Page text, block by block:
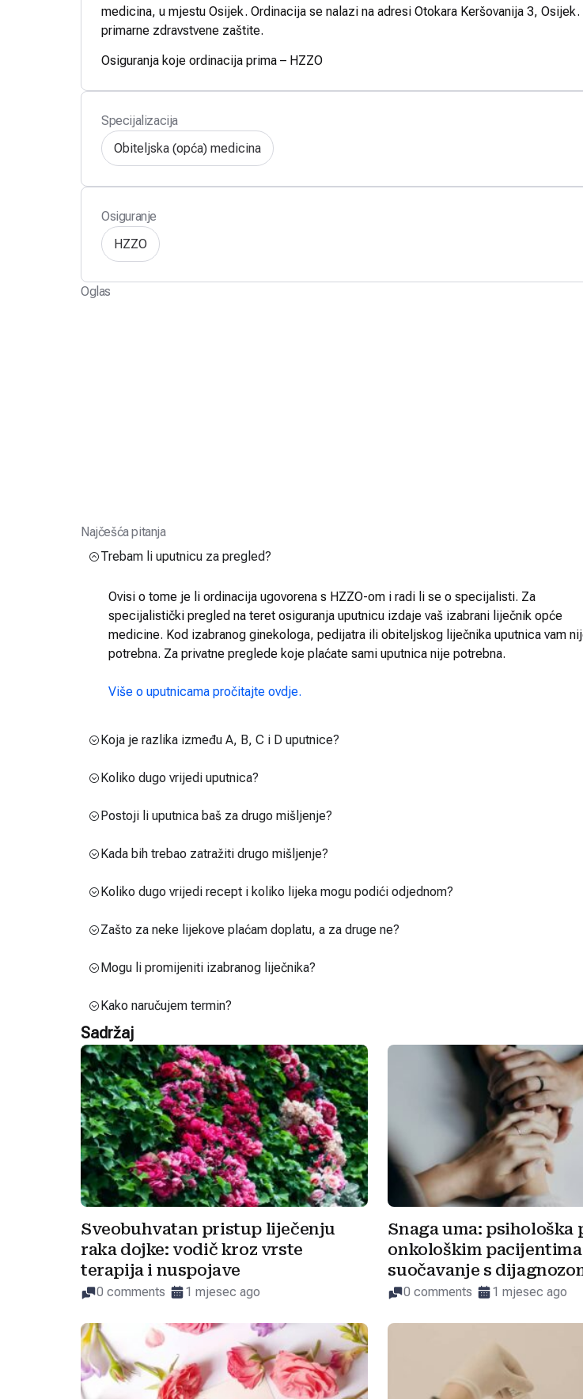
medicina, u mjestu Osijek. Ordinacija se nalazi na adresi Otokara Keršovanija 3,
primarne zdravstvene zaštite.
Osiguranja koje ordinacija prima – HZZO
Specijalizacija
Obiteljska (opća) medicina
Osiguranje
HZZO
Oglas
Najčešća pitanja
Trebam li uputnicu za pregled?
Ovisi o tome je li ordinacija ugovorena s HZZO-om i radi li se o specijalisti. Za
specijalistički pregled na teret osiguranja uputnicu izdaje vaš izabrani liječnik opće
medicine. Kod izabranog ginekologa, pedijatra ili obiteljskog liječnika uputnica vam
potrebna. Za privatne preglede koje plaćate sami uputnica nije potrebna.
Više o uputnicama pročitajte ovdje.
Koja je razlika između A, B, C i D uputnice?
Koliko dugo vrijedi uputnica?
Postoji li uputnica baš za drugo mišljenje?
Kada bih trebao zatražiti drugo mišljenje?
Koliko dugo vrijedi recept i koliko lijeka mogu podići odjednom?
Zašto za neke lijekove plaćam doplatu, a za druge ne?
Mogu li promijeniti izabranog liječnika?
Kako naručujem termin?
Sadržaj
Sveobuhvatan pristup liječenju
raka dojke: vodič kroz vrste
terapija i nuspojave
0 comments 1 mjesec ago
Snaga uma: psihološka
onkološkim
suočavanje s
0 comments 1 mjesec ago